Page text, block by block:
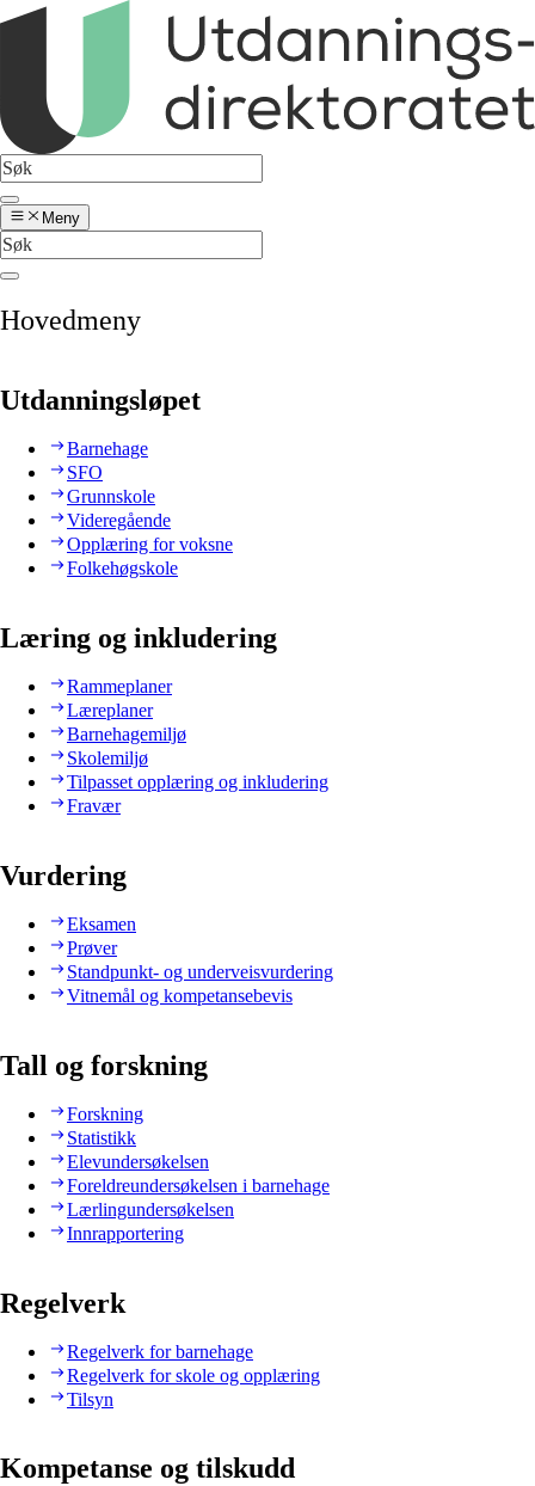
Meny
Hovedmeny
Utdanningsløpet
Barnehage
SFO
Grunnskole
Videregående
Opplæring for voksne
Folkehøgskole
Læring og inkludering
Rammeplaner
Læreplaner
Barnehagemiljø
Skolemiljø
Tilpasset opplæring og inkludering
Fravær
Vurdering
Eksamen
Prøver
Standpunkt- og underveisvurdering
Vitnemål og kompetansebevis
Tall og forskning
Forskning
Statistikk
Elevundersøkelsen
Foreldreundersøkelsen i barnehage
Lærlingundersøkelsen
Innrapportering
Regelverk
Regelverk for barnehage
Regelverk for skole og opplæring
Tilsyn
Kompetanse og tilskudd